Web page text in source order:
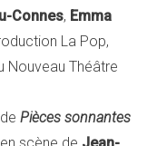
Connes, Emma
La Pop,
Nouveau Théâtre
Pièces sonnantes